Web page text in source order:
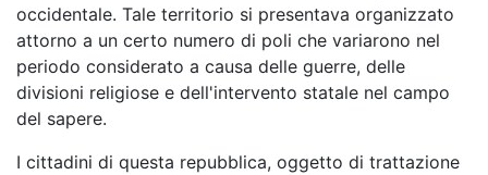
occidentale. Tale territorio si presentava organizzato
attorno a un certo numero di poli che variarono nel
periodo considerato a causa delle guerre, delle
divisioni religiose e dell'intervento statale nel campo
del sapere.
I cittadini di questa repubblica, oggetto di trattazione